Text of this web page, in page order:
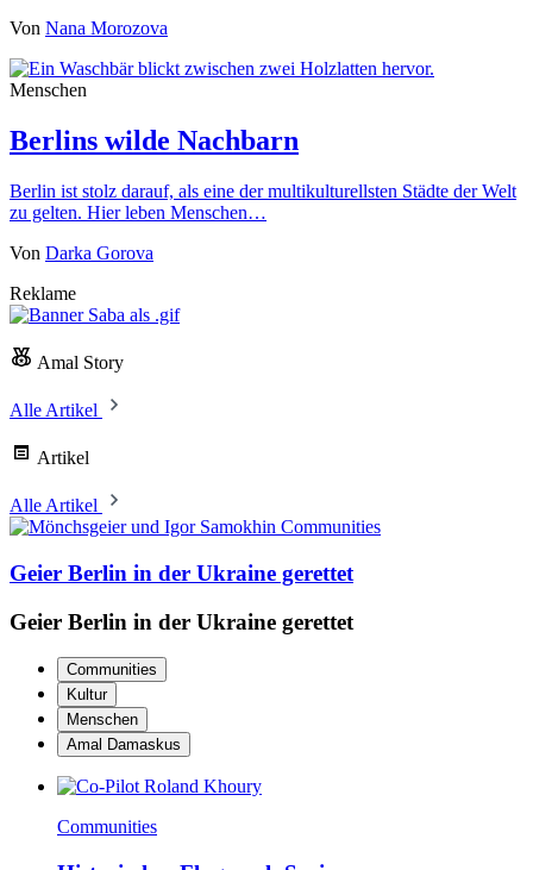
Von Nana Morozova
Menschen
Berlins wilde Nachbarn
Berlin ist stolz darauf, als eine der multikulturellsten Städte der Welt
zu gelten. Hier leben Menschen…
Von Darka Gorova
Reklame
Amal Story
Alle Artikel
Artikel
Alle Artikel
Communities
Geier Berlin in der Ukraine gerettet
Geier Berlin in der Ukraine gerettet
Communities
Kultur
Menschen
Amal Damaskus
Communities